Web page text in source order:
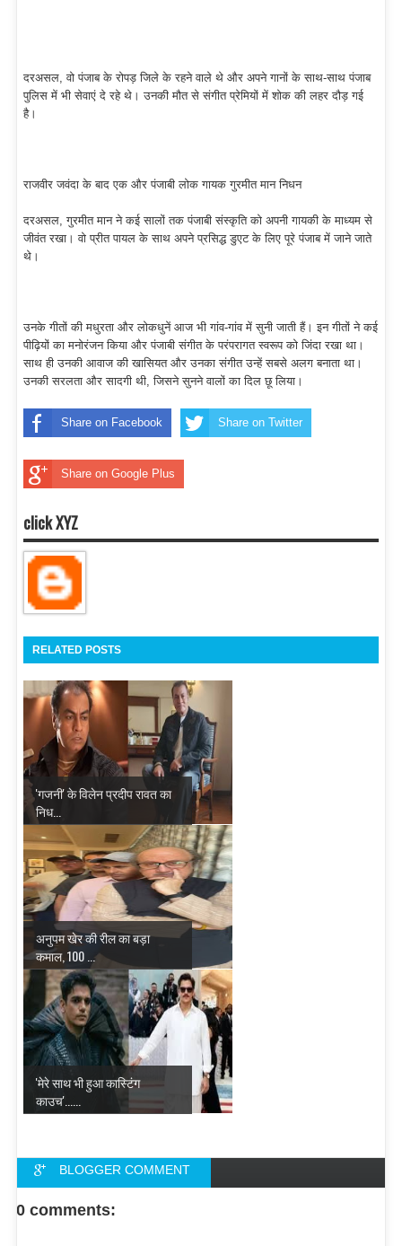
दरअसल, वो पंजाब के रोपड़ जिले के रहने वाले थे और अपने गानों के साथ-साथ पंजाब
पुलिस में भी सेवाएं दे रहे थे। उनकी मौत से संगीत प्रेमियों में शोक की लहर दौड़ गई
है।
राजवीर जवंदा के बाद एक और पंजाबी लोक गायक गुरमीत मान निधन
दरअसल, गुरमीत मान ने कई सालों तक पंजाबी संस्कृति को अपनी गायकी के माध्यम से
जीवंत रखा। वो प्रीत पायल के साथ अपने प्रसिद्ध डुएट के लिए पूरे पंजाब में जाने जाते
थे।
उनके गीतों की मधुरता और लोकधुनें आज भी गांव-गांव में सुनी जाती हैं। इन गीतों ने कई
पीढ़ियों का मनोरंजन किया और पंजाबी संगीत के परंपरागत स्वरूप को जिंदा रखा था।
साथ ही उनकी आवाज की खासियत और उनका संगीत उन्हें सबसे अलग बनाता था।
उनकी सरलता और सादगी थी, जिसने सुनने वालों का दिल छू लिया।
Share on Facebook Share on Twitter
Share on Google Plus
click XYZ
RELATED POSTS
'गजनी' के विलेन प्रदीप रावत का
निध...
अनुपम खेर की रील का बड़ा
कमाल, 100 ...
'मेरे साथ भी हुआ कास्टिंग
काउच'......
BLOGGER COMMENT
FACEBOOK COMMENT
0 comments: